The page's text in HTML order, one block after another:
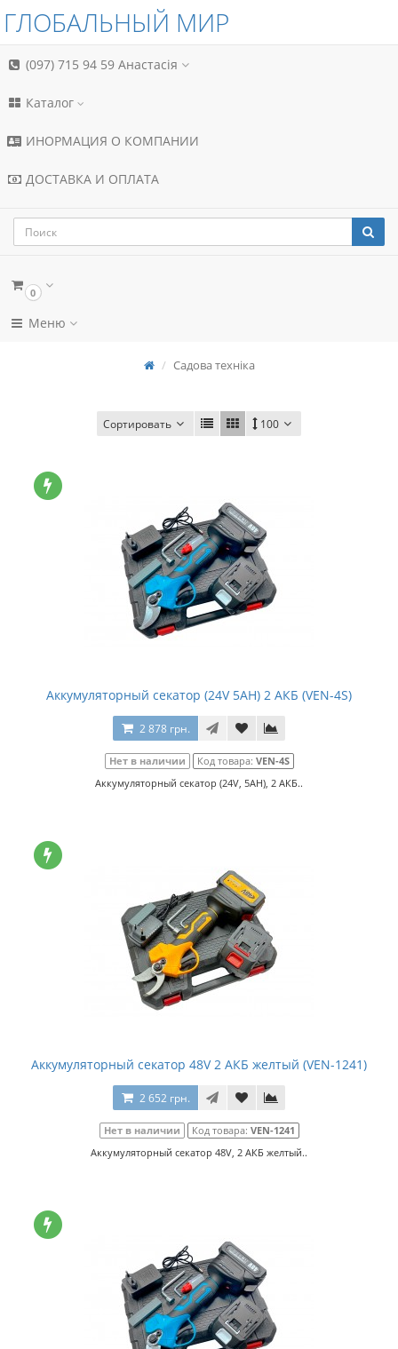
ГЛОБАЛЬНЫЙ МИР
(097) 715 94 59 Анастасія
Каталог
ИНОРМАЦИЯ О КОМПАНИИ
ДОСТАВКА И ОПЛАТА
0
Меню
Садова техніка
Сортировать 100
Аккумуляторный секатор (24V 5AH) 2 АКБ (VEN-4S)
2 878 грн.
Нет в наличии Код товара: VEN-4S
Аккумуляторный секатор (24V, 5AH), 2 АКБ..
Аккумуляторный секатор 48V 2 АКБ желтый (VEN-1241)
2 652 грн.
Нет в наличии Код товара: VEN-1241
Аккумуляторный секатор 48V, 2 АКБ желтый..